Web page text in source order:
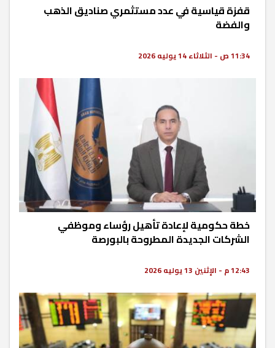
قفزة قياسية في عدد مستثمري صناديق الذهب
والفضة
11:34 ص - الثلاثاء 14 يوليه 2026
خطة حكومية لإعادة تأهيل رؤساء وموظفي
الشركات الجديدة المطروحة بالبورصة
12:43 م - الإثنين 13 يوليه 2026